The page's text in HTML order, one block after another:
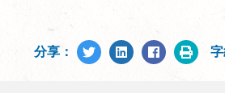
分享： 字